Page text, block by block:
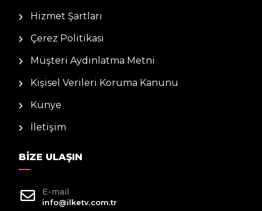
Hizmet Şartları
Çerez Politikası
Müşteri Aydınlatma Metni
Kişisel Verileri Koruma Kanunu
Künye
İletişim
BIZE ULAŞIN
E-mail
info@ilketv.com.tr